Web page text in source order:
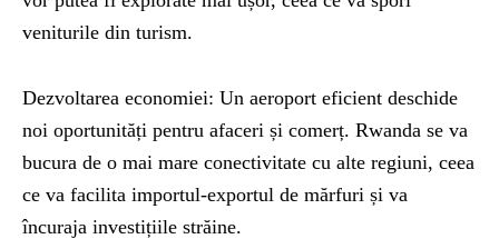
veniturile din turism.
Dezvoltarea economiei: Un aeroport eficient deschide
noi oportunități pentru afaceri și comerț. Rwanda se va
bucura de o mai mare conectivitate cu alte regiuni, ceea
ce va facilita importul-exportul de mărfuri și va
încuraja investițiile străine.